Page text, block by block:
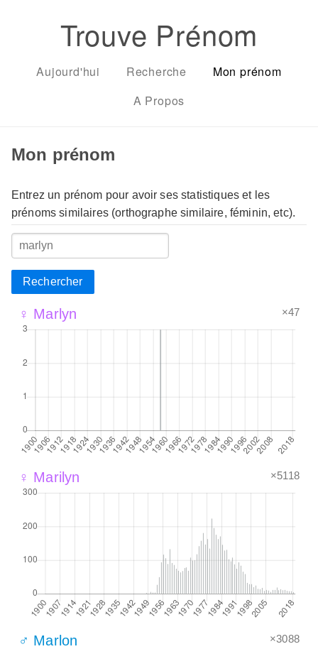
Trouve Prénom
Aujourd'hui Recherche
Mon prénom
A Propos
Mon prénom
Entrez un prénom pour avoir ses statistiques et les
prénoms similaires (orthographe similaire, féminin, etc).
Rechercher
♀ Marlyn ×47
♀ Marilyn ×5118
♂ Marlon ×3088